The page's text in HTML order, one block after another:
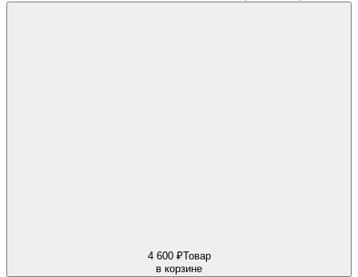
4 600 ₽Товар
в корзине